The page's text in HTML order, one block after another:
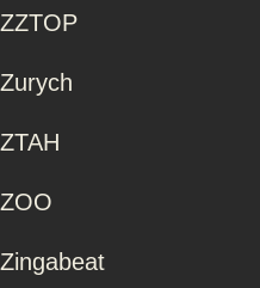
ZZTOP
Zurych
ZTAH
ZOO
Zingabeat